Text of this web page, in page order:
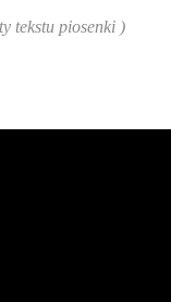
tekstu piosenki )